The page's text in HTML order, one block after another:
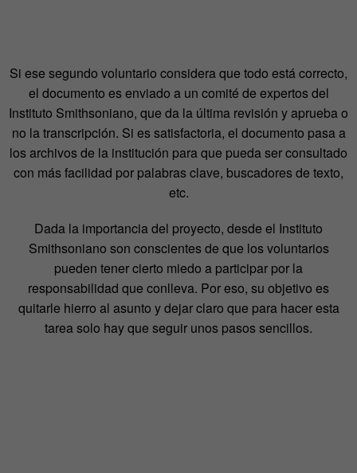
Si ese segundo voluntario considera que todo está correcto,
el documento es enviado a un comité de expertos del
Instituto Smithsoniano, que da la última revisión y aprueba o
no la transcripción. Si es satisfactoria, el documento pasa a
los archivos de la institución para que pueda ser consultado
con más facilidad por palabras clave, buscadores de texto,
etc.
Dada la importancia del proyecto, desde el Instituto
Smithsoniano son conscientes de que los voluntarios
pueden tener cierto miedo a participar por la
responsabilidad que conlleva. Por eso, su objetivo es
quitarle hierro al asunto y dejar claro que para hacer esta
tarea solo hay que seguir unos pasos sencillos.